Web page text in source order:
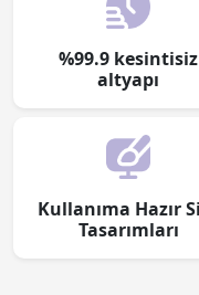
%99.9 kesintisiz
altyapı
Kullanıma Hazır
Tasarımları